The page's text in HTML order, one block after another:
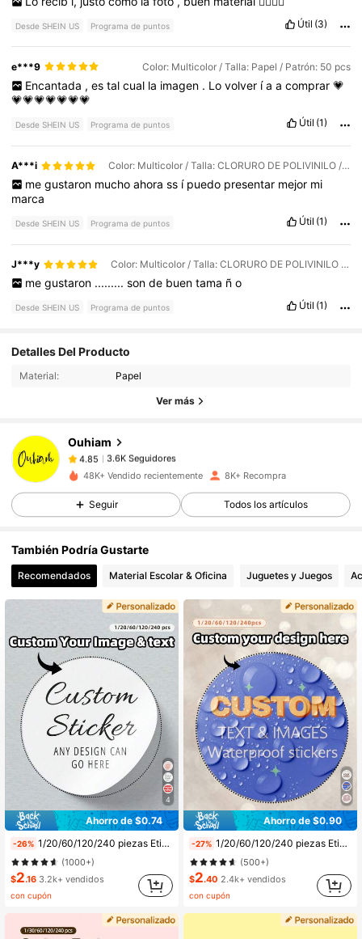
Desde SHEIN US Programa de puntos Útil (3)
e***9 Color: Multicolor / Talla: Papel / Patrón: 50 pcs
Encantada , es tal cual la imagen . Lo volver ía a comprar 💗
💗💗💗💗💗💗💗
Desde SHEIN US Programa de puntos Útil (1)
A***i Color: Multicolor / Talla: CLORURO DE POLIVINILO / Patrón: 100 piezas
me gustaron mucho ahora ss í puedo presentar mejor mi
marca
Desde SHEIN US Programa de puntos Útil (1)
J***y Color: Multicolor / Talla: CLORURO DE POLIVINILO / Patrón: 50 pcs
me gustaron ......... son de buen tama ñ o
Desde SHEIN US Programa de puntos Útil (1)
Detalles Del Producto
Material: Papel
Ver más
Ouhiam
4.85
3.6K Seguidores
4.85
3.6K Seguidores
1***4
Hace 1 día
4.85 3.6K Seguidores
3.6K Seguidores
3.6K Seguidores
4.85 3.6K Seguidores
3.6K Seguidores
4.85 3.6K Seguidores
4.85 3.6K Seguidores
48K+ Vendido recientemente 8K+ Recompra
Seguir Todos los artículos
También Podría Gustarte
Recomendados Material Escolar & Oficina Juguetes y Juegos
4
Ahorro de $0.74
-26% 1/20/60/120/240 piezas Etiquetas personalizadas - Pegatinas de texto e imagen personalizables, Pegatinas de etiquetas de agradecimiento personalizadas, Decorativas y coloridas, Regalo ideal para hombres, mujeres, familia, amigos, aniversario, cumpleaños, hogar, Adecuado para decoración de vacaciones, regreso a la escuela, boda, cumpleaños, fiesta, Halloween, Navidad, pequeños negocios
(1000+)
$2.16 3.2k+ vendidos
con cupón
Ahorro de $0.90
-27% 1/20/60/120/240 piezas Etiquetas personalizadas - Personalizables con cualquier diseño, imagen, logotipo o texto, pegatinas redondas, etiquetas de agradecimiento personalizables, regalos, decoraciones, personalización colorida, temporada de graduación, vuelta al colegio, regalo único ideal para hombres, mujeres, familia, amigos, aniversario, cumpleaños, hogar, actividades artísticas, ambiente cálido, renovación del hogar en otoño, decoración navideña, armonía familiar
(500+)
$2.40 2.4k+ vendidos
con cupón